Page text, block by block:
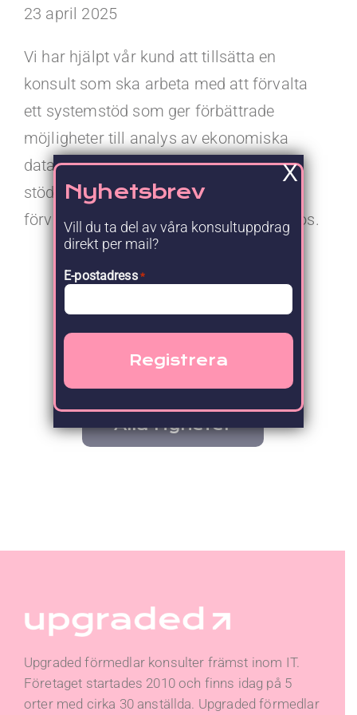
Faq
Portal
23 april 2025
Vi har hjälpt vår kund att tillsätta en
konsult som ska arbeta med att förvalta
ett systemstöd som ger förbättrade
möjligheter till analys av ekonomiska
data från olika datakällor, i syfte att
stödja arbetet med att hantera
förvaltningens utfall, budget och prognos.
Nyhetsrum
Alla Nyheter
Upgraded förmedlar konsulter främst inom IT.
Företaget startades 2010 och finns idag på 5
orter med cirka 30 anställda. Upgraded förmedlar
Nyhetsbrev
Vill du ta del av våra konsultuppdrag
direkt per mail?
E-postadress *
X